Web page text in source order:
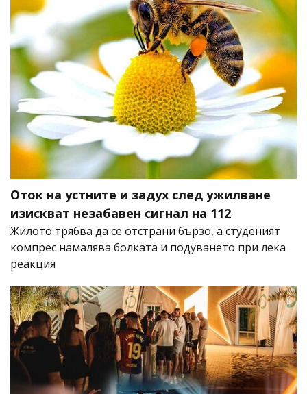
Оток на устните и задух след ужилване
изискват незабавен сигнал на 112
Жилото трябва да се отстрани бързо, а студеният
компрес намалява болката и подуването при лека
реакция